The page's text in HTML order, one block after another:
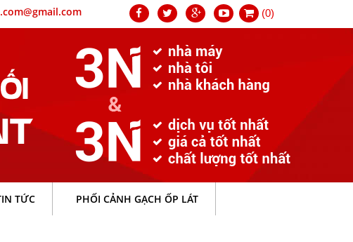
(0)
TỨC PHỐI CẢNH GẠCH ỐP LÁT